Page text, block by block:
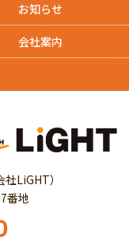
LiGHT）
番地
お知らせ
会社案内